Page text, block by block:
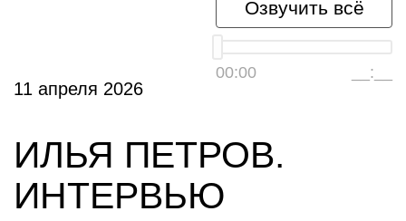
Озвучить всё
00:00 __:__
11 апреля 2026
ИЛЬЯ ПЕТРОВ.
ИНТЕРВЬЮ